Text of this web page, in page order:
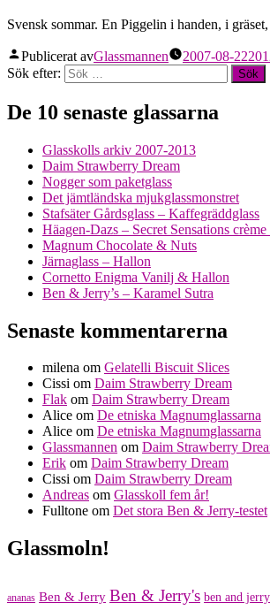
Svensk sommar. En Piggelin i handen, i
Publicerat avGlassmannen 2007-08-22
Sök efter:
De 10 senaste glassarna
Glasskolls arkiv 2007-2013
Daim Strawberry Dream
Nogger som paketglass
Det jämtländska mjukglassmonstret
Stafsäter Gårdsglass – Kaffegräddglass
Häagen-Dazs – Secret Sensations
Magnum Chocolate & Nuts
Järnaglass – Hallon
Cornetto Enigma Vanilj & Hallon
Ben & Jerry’s – Karamel Sutra
Senaste kommentarerna
milena om Gelatelli Biscuit Slices
Cissi om Daim Strawberry Dream
Flak om Daim Strawberry Dream
Alice om De etniska Magnumglassarna
Alice om De etniska Magnumglassarna
Glassmannen om Daim Strawberry
Erik om Daim Strawberry Dream
Cissi om Daim Strawberry Dream
Andreas om Glasskoll fem år!
Fulltone om Det stora Ben & Jerry-testet
Glassmoln!
ananas Ben & Jerry Ben & Jerry's ben and jerry